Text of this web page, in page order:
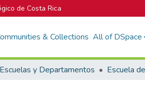
de Costa Rica
& Collections All of DSpace
Escuelas y Departamentos